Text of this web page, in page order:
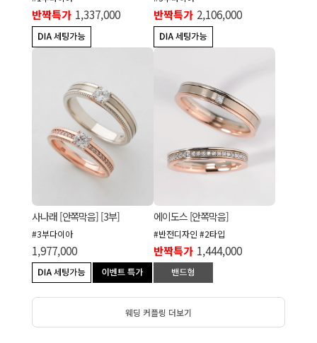
반짝특가 1,337,000 반짝특가 2,106,000
사나래 [안쪽막음] [3부]
#3부다이아
1,977,000
에이도스 [안쪽막음]
#반전디자인 #2타입
반짝특가 1,444,000
웨딩 커플링 더보기